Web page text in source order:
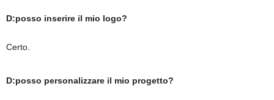
D:posso inserire il mio logo?
Certo.
D:posso personalizzare il mio progetto?